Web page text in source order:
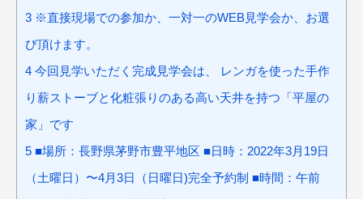
3 ※直接現場での参加か、一対一のWEB見学会か、お選
び頂けます。
4 今回見学いただく完成見学会は、 レンガを使った手作
り薪ストーブと化粧張りのある高い天井を持つ「平屋の
家」です
5 ■場所：長野県茅野市豊平地区 ■日時：2022年3月19日
（土曜日）〜4月3日（日曜日)完全予約制 ■時間：午前